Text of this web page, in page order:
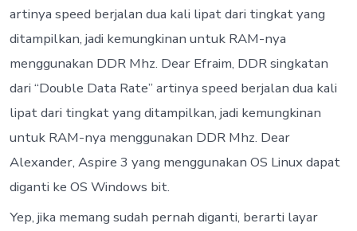
artinya speed berjalan dua kali lipat dari tingkat yang
ditampilkan, jadi kemungkinan untuk RAM-nya
menggunakan DDR Mhz. Dear Efraim, DDR singkatan
dari “Double Data Rate” artinya speed berjalan dua kali
lipat dari tingkat yang ditampilkan, jadi kemungkinan
untuk RAM-nya menggunakan DDR Mhz. Dear
Alexander, Aspire 3 yang menggunakan OS Linux dapat
diganti ke OS Windows bit.
Yep, jika memang sudah pernah diganti, berarti layar